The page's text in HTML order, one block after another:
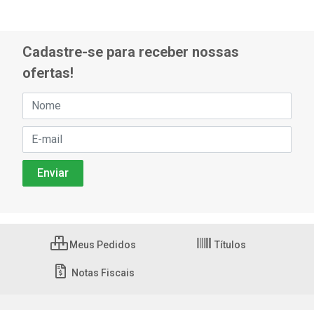
Cadastre-se para receber nossas
ofertas!
Meus Pedidos Títulos
Notas Fiscais